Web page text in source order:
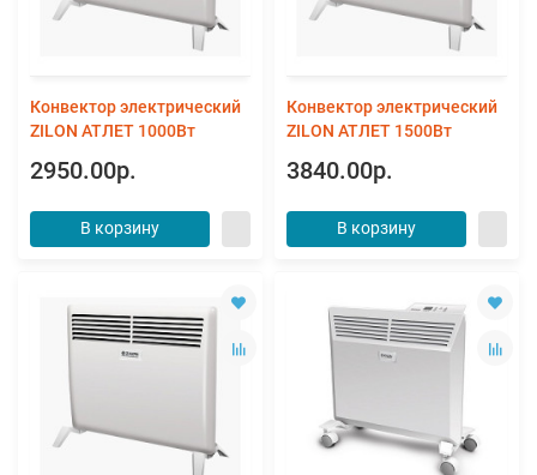
Конвектор электрический
ZILON АТЛЕТ 1000Вт
2950.00р.
В корзину
Конвектор электрический
ZILON АТЛЕТ 1500Вт
3840.00р.
В корзину